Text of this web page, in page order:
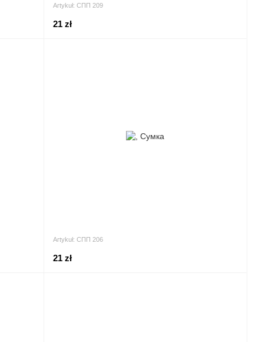
Artykuł: СПП 209
21 zł
Artykuł: СПП 206
21 zł